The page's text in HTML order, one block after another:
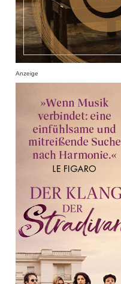
Anzeige